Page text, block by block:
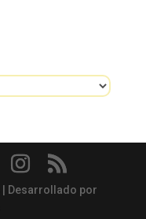
| Desarrollado por